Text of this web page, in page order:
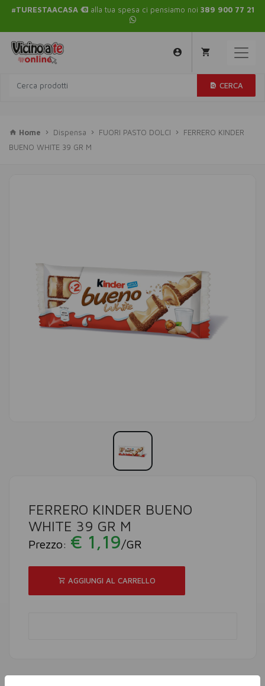
#TURESTAACASA alla tua spesa ci pensiamo noi 389 900 77 21
CERCA
Home Dispensa FUORI PASTO DOLCI
FERRERO KINDER
BUENO WHITE 39 GR M
FERRERO KINDER BUENO
WHITE 39 GR M
Prezzo: € 1,19/GR
AGGIUNGI AL CARRELLO